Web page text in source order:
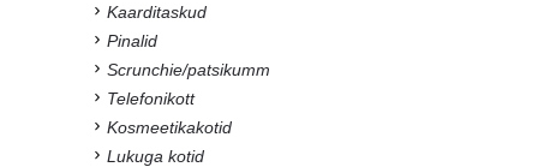
Kaarditaskud
Pinalid
Scrunchie/patsikumm
Telefonikott
Kosmeetikakotid
Lukuga kotid